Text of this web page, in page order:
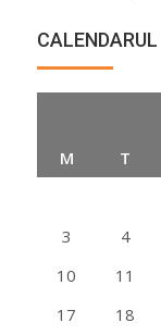
M
T
3
4
10
11
17
18